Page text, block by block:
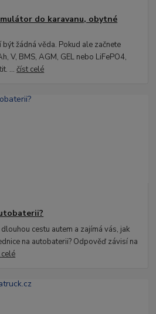
do karavanu, obytné
žádná věda. Pokud ale začnete
V, BMS, AGM, GEL nebo LiFePO4,
...číst celé
cestu autem a zajímá vás, jak
na autobaterii? Odpověď závisí na